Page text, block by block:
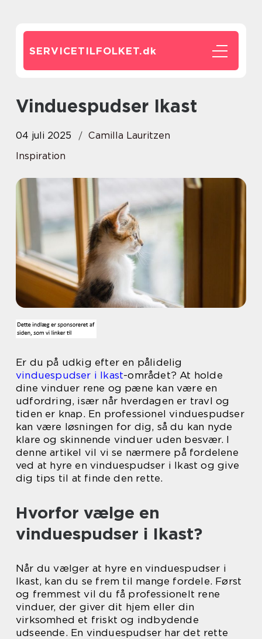
SERVICETILFOLKET.dk
Vinduespudser Ikast
04 juli 2025
Camilla Lauritzen
Inspiration
Er du på udkig efter en pålidelig
vinduespudser i Ikast-området? At holde
dine vinduer rene og pæne kan være en
udfordring, især når hverdagen er travl og
tiden er knap. En professionel vinduespudser
kan være løsningen for dig, så du kan nyde
klare og skinnende vinduer uden besvær. I
denne artikel vil vi se nærmere på fordelene
ved at hyre en vinduespudser i Ikast og give
dig tips til at finde den rette.
Hvorfor vælge en
vinduespudser i Ikast?
Når du vælger at hyre en vinduespudser i
Ikast, kan du se frem til mange fordele. Først
og fremmest vil du få professionelt rene
vinduer, der giver dit hjem eller din
virksomhed et friskt og indbydende
udseende. En vinduespudser har det rette